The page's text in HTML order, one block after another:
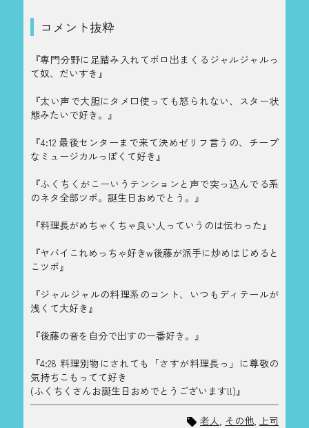
コメント抜粋
『専門分野に足踏み入れてボロ出まくるジャルジャルっ
て奴、だいすき』
『太い声で大胆にタメ口使っても怒られない、スター状
態みたいで好き。』
『4:12 最後センターまで来て決めゼリフ言うの、チープ
なミュージカルっぽくて好き』
『ふくちくがこーいうテンションと声で突っ込んでる系
のネタ全部ツボ。誕生日おめでとう。』
『料理長がめちゃくちゃ良い人っていうのは伝わった』
『ヤバイこれめっちゃ好きw後藤が派手に炒めはじめると
こツボ』
『ジャルジャルの料理系のコント、いつもディテールが
浅くて大好き』
『後藤の音を自分で出すの一番好き。』
『4:28 料理別物にされても「さすが料理長っ」に尊敬の
気持ちこもってて好き
(ふくちくさんお誕生日おめでとうございます!!)』
老人 その他 上司